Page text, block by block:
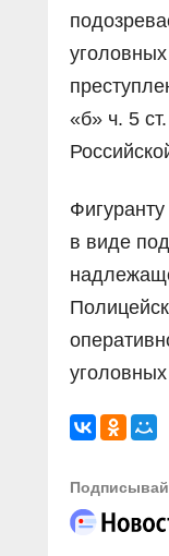
«б» ч. 5
в виде